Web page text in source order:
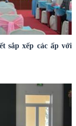
sắp xếp các ấp với